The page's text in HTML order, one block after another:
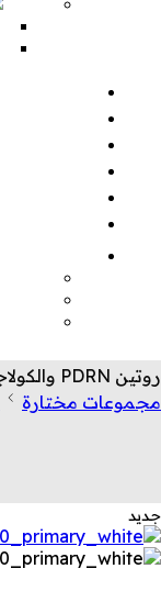
روتين PDRN والكولاجين لمرونة البشرة
مجموعات مختارة
جديد